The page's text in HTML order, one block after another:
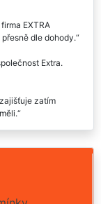
EXTRA
dle dohody.
Extra.
zatím